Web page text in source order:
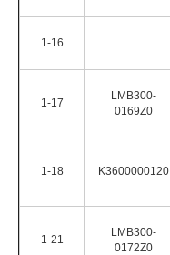
1-16
1-17
LMB300-
0169Z0
1-18 K3600000120
1-21
LMB300-
0172Z0